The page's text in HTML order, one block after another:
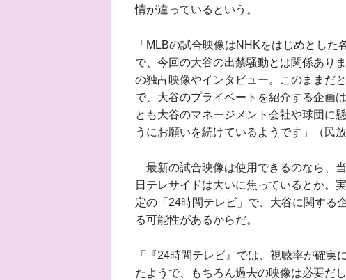
情が違っているという。
「MLBの試合映像はNHKをはじめとし
で、今回の大谷の出禁騒動とは関係あり
の独占映像やインタビュー。このままだ
で、大谷のプライベートを紹介する企画
とも大谷のマネージメント会社や球団に
うにお願いを続けているようです」（民放
最新の試合映像は使用できるのなら、
日テレサイドは大いに焦っているとか。
定の「24時間テレビ」で、大谷に関する
る可能性があるからだ。
「『24時間テレビ』では、視聴率が確
たようで、もちろん過去の映像は必要だ